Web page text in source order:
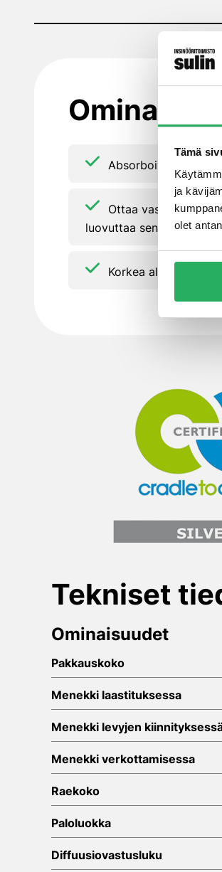
Tämä
ja
olet
Absorboiva,
Ottaa vastaan
luovuttaa sen nopeasti
Korkea alkaliteetti
Tekniset
Ominaisuudet
Pakkauskoko
Menekki laastituksessa
Menekki levyjen
Menekki verkottamisessa
Raekoko
Paloluokka
Diffuusiovastusluku